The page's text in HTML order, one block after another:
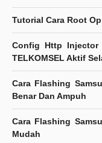
Tutorial Cara Root
Config Http Injector
TELKOMSEL Aktif
Cara Flashing
Benar Dan Ampuh
Cara Flashing
Mudah